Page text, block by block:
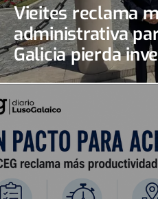
Vieites reclama
administrativa
Galicia pierda